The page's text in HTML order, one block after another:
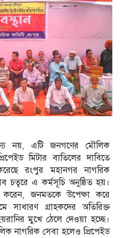
নয়, এটি জনগণের মৌলিক
মিটার বাতিলের দাবিতে
রংপুর মহানগর নাগরিক
চত্বরে এ কর্মসূচি অনুষ্ঠিত হয়।
করেন, জনমতকে উপেক্ষা করে
সাধারণ গ্রাহকদের অতিরিক্ত
মুখে ঠেলে দেওয়া হচ্ছে।
নাগরিক সেবা হলেও প্রিপেইড